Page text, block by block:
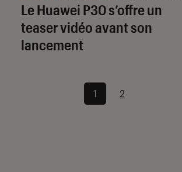
Le Huawei P30 s’offre un
teaser vidéo avant son
lancement
1 2